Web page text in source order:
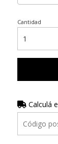
Cantidad
Calculá